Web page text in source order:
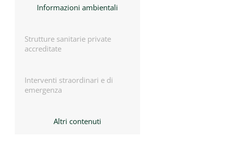
Informazioni ambientali
Strutture sanitarie private
accreditate
Interventi straordinari e di
emergenza
Altri contenuti